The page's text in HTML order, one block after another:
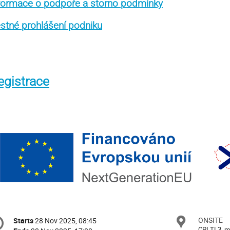
o podpoře a storno podmínky
prohlášení podniku
Date/Time
Starts28 Nov 2025, 08:45
ONSITE